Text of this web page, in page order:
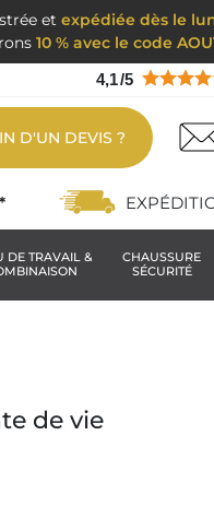
etexpédiée dès le
10 % avec le code
4,1/5
D'UN DEVIS ?
DE TRAVAIL &
CHAUSSURE
SÉCURITÉ
de vie